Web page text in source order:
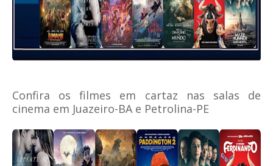
Confira os filmes em cartaz nas salas de
cinema em Juazeiro-BA e Petrolina-PE